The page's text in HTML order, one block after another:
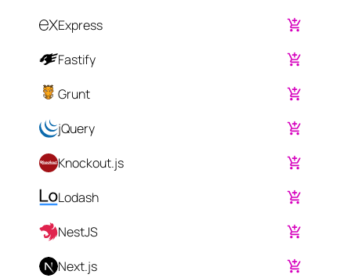
Express
Fastify
Grunt
jQuery
Knockout.js
Lodash
NestJS
Next.js